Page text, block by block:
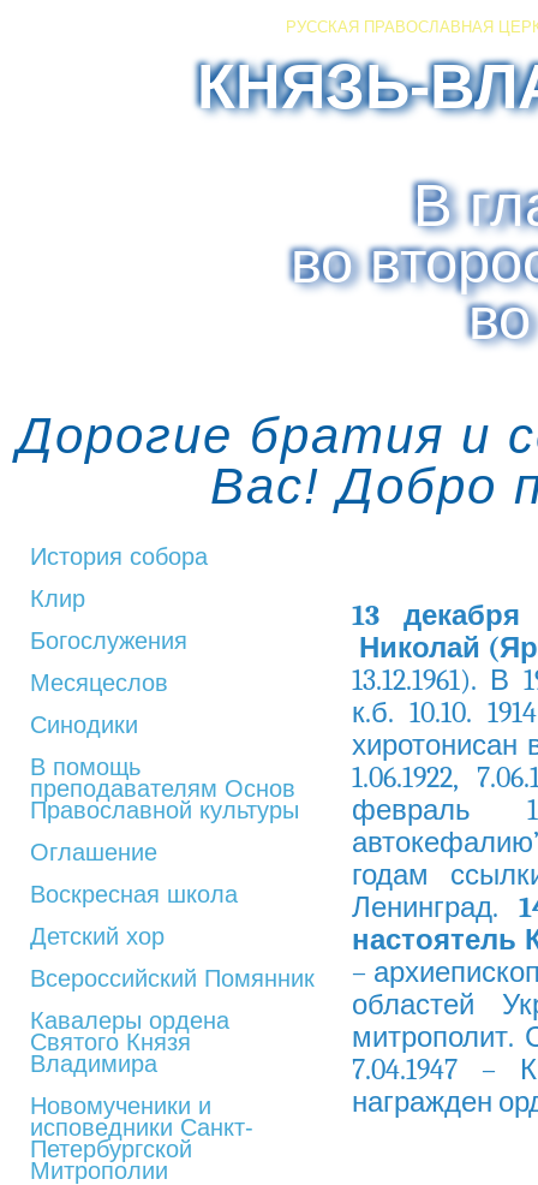
РУССКАЯ ПРАВОСЛАВНАЯ
КНЯЗЬ-
В
во
Дорогие братия и
Вас! Добро
История собора
Клир
Богослужения
Месяцеслов
Синодики
В помощь
преподавателям Основ
Православной культуры
Оглашение
Воскресная школа
Детский хор
Всероссийский Помянник
Кавалеры ордена
Святого Князя
Владимира
Новомученики и
исповедники Санкт-
Петербургской
Митрополии
13
Николай
13.12.1961).
к.б. 10.10.
хиротонисан
1.06.1922,
февраль
годам
Ленинград.
настоятель
–
областей
митрополит.
7.04.1947 –
награжден